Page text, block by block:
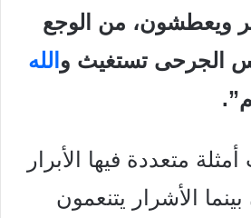
ويعطشون، من الوجع
الجرحى تستغيث و الله
متعددة فيها الأبرار
بينما الأشرار يتنعمون